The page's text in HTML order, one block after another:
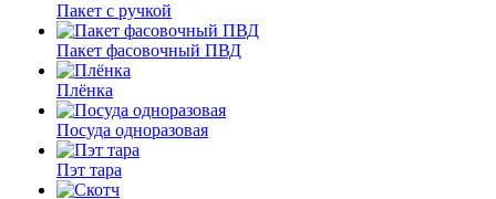
Пакет с ручкой
Пакет фасовочный ПВД
Плёнка
Посуда одноразовая
Пэт тара